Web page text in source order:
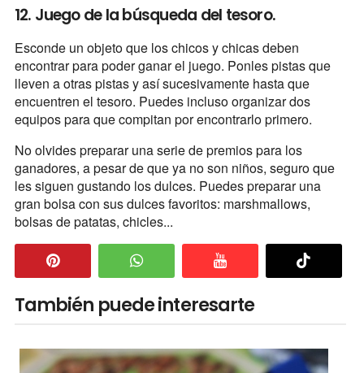
12. Juego de la búsqueda del tesoro.
Esconde un objeto que los chicos y chicas deben
encontrar para poder ganar el juego. Ponles pistas que
lleven a otras pistas y así sucesivamente hasta que
encuentren el tesoro. Puedes incluso organizar dos
equipos para que compitan por encontrarlo primero.
No olvides preparar una serie de premios para los
ganadores, a pesar de que ya no son niños, seguro que
les siguen gustando los dulces. Puedes preparar una
gran bolsa con sus dulces favoritos: marshmallows,
bolsas de patatas, chicles...
También puede interesarte